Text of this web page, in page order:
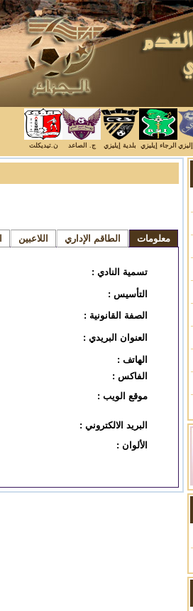
الرجاء إيليزي بلدية إيليزي ج. الصاعد ن.تيديكلت
معلومات الطاقم الإداري اللاعبين
تسمية النادي :
التأسيس :
الصفة القانونية :
العنوان البريدي :
الهاتف :
الفاكس :
موقع الويب :
البريد الالكتروني :
الألوان :